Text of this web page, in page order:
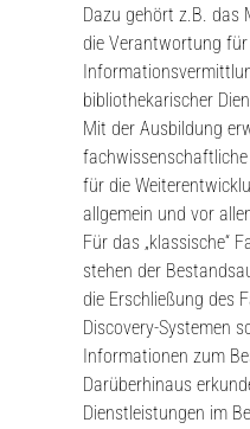
Dazu gehört z.B. das
die Verantwortung
bibliothekarischer
Mit der Ausbildung
für die
allgemein und vor
Für das „klassische“
stehen der
die Erschließung des
Discovery-Systemen
Informationen zum
Darüberhinaus
Dienstleistungen im